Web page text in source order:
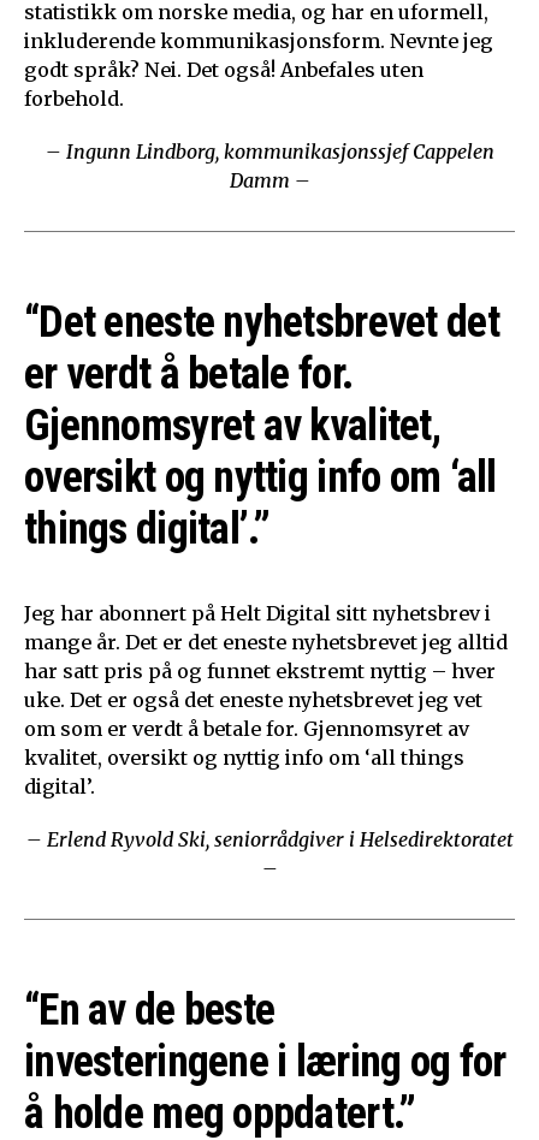
statistikk om norske media, og har en uformell,
inkluderende kommunikasjonsform. Nevnte jeg
godt språk? Nei. Det også! Anbefales uten
forbehold.
– Ingunn Lindborg, kommunikasjonssjef Cappelen
Damm –
“Det eneste nyhetsbrevet det
er verdt å betale for.
Gjennomsyret av kvalitet,
oversikt og nyttig info om ‘all
things digital’.”
Jeg har abonnert på Helt Digital sitt nyhetsbrev i
mange år. Det er det eneste nyhetsbrevet jeg alltid
har satt pris på og funnet ekstremt nyttig – hver
uke. Det er også det eneste nyhetsbrevet jeg vet
om som er verdt å betale for. Gjennomsyret av
kvalitet, oversikt og nyttig info om ‘all things
digital’.
– Erlend Ryvold Ski, seniorrådgiver i Helsedirektoratet
–
“En av de beste
investeringene i læring og for
å holde meg oppdatert.”